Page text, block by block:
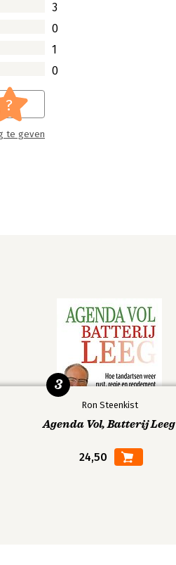
3
0
1
0
?
te geven
Ron Steenkist
Agenda Vol, Batterij Leeg
24,50
3